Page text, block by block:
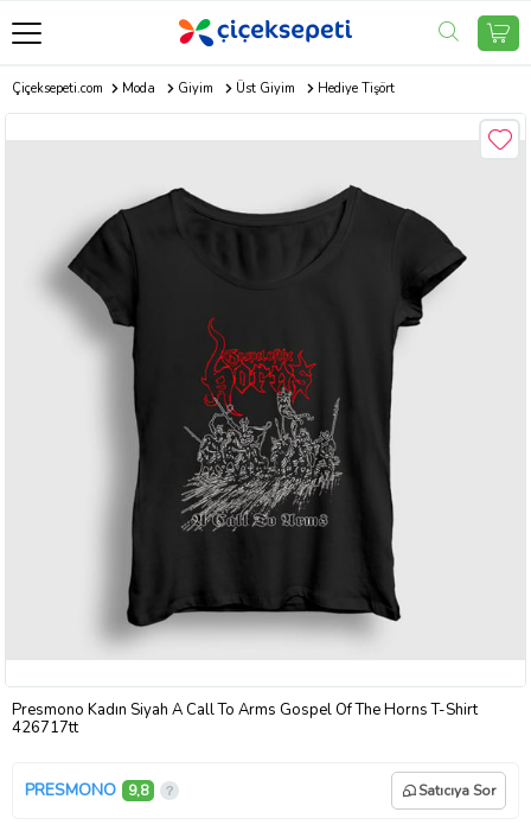
Çiçeksepeti.com Moda Giyim Üst Giyim Hediye Tişört
Presmono Kadın Siyah A Call To Arms Gospel Of The Horns T-Shirt
426717tt
PRESMONO 9,8 Satıcıya Sor